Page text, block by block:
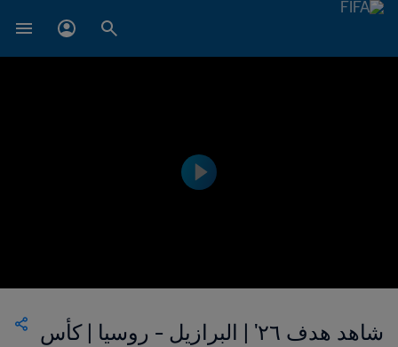
شاهد هدف ٢٦' | البرازيل - روسيا | كأس